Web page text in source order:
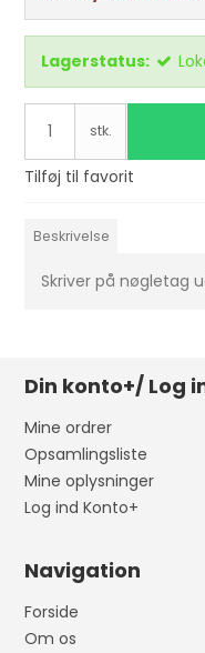
Lagerstatus:
stk.
Tilføj til favorit
Beskrivelse
Skriver på nøgletag
Din konto+/ Log
Mine ordrer
Opsamlingsliste
Mine oplysninger
Log ind Konto+
Navigation
Forside
Om os